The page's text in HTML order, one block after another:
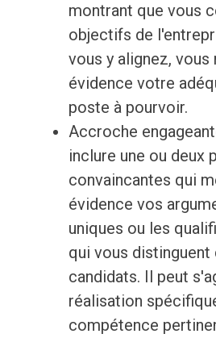
montrant que vous
objectifs de
vous y alignez,
évidence votre
poste à pourvoir.
Accroche
inclure une ou deux
convaincantes qui
évidence vos
uniques ou les
qui vous distinguent
candidats. Il peut
réalisation
compétence